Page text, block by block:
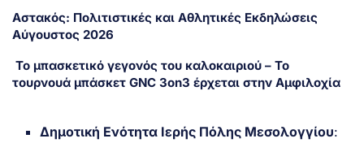
Αστακός: Πολιτιστικές και Αθλητικές Εκδηλώσεις
Αύγουστος 2026
Το μπασκετικό γεγονός του καλοκαιριού – Το
τουρνουά μπάσκετ GNC 3on3 έρχεται στην Αμφιλοχία
Δημοτική Ενότητα Ιερής Πόλης Μεσολογγίου: